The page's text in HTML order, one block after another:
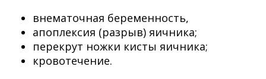
внематочная беременность,
апоплексия (разрыв) яичника;
перекрут ножки кисты яичника;
кровотечение.